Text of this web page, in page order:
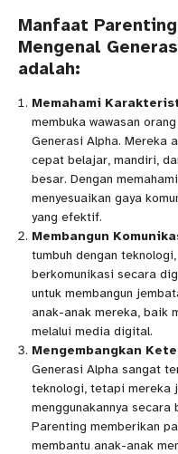
Manfaat
Mengenal
adalah:
Memahami
membuka wawasan
Generasi Alpha. Mereka
cepat belajar, mandiri,
besar. Dengan
menyesuaikan gaya
yang efektif.
Membangun
tumbuh dengan
berkomunikasi secara
untuk membangun
anak-anak mereka, baik
melalui media digital.
Mengembangkan
Generasi Alpha sangat
teknologi, tetapi mereka
menggunakannya
Parenting memberikan
membantu anak-anak